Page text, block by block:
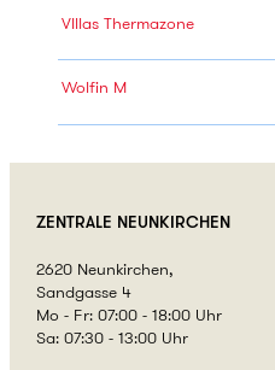
VIllas Thermazone
Wolfin M
ZENTRALE NEUNKIRCHEN
2620 Neunkirchen,
Sandgasse 4
Mo - Fr: 07:00 - 18:00 Uhr
Sa: 07:30 - 13:00 Uhr